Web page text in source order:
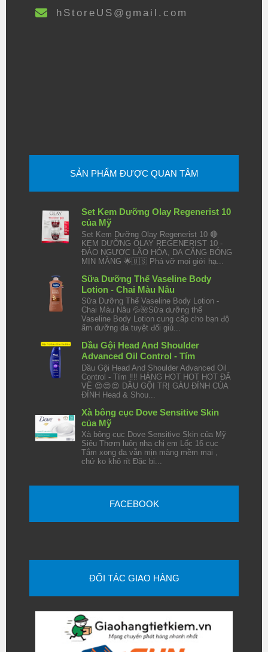
hStoreUS@gmail.com
SẢN PHẨM ĐƯỢC QUAN TÂM
Set Kem Dưỡng Olay Regenerist 10
của Mỹ
Set Kem Dưỡng Olay Regenerist 10 🔴
KEM DƯỠNG OLAY REGENERIST 10 -
ĐẢO NGƯỢC LÃO HÓA, DA CĂNG BÓNG
MỊN MÀNG 🌟🇺🇸 Phá vỡ mọi giới hạ...
Sữa Dưỡng Thể Vaseline Body
Lotion - Chai Màu Nâu
Sữa Dưỡng Thể Vaseline Body Lotion -
Chai Màu Nâu 💦🌺Sữa dưỡng thể
Vaseline Body Lotion cung cấp cho bạn độ
ẩm dưỡng da tuyệt đối giú...
Dầu Gội Head And Shoulder
Advanced Oil Control - Tím
Dầu Gội Head And Shoulder Advanced Oil
Control - Tím ‼️‼️ HÀNG HOT HOT HOT ĐÃ
VỀ 😍😍😍 DẦU GỘI TRỊ GÀU ĐỈNH CỦA
ĐỈNH Head & Shou...
Xà bông cục Dove Sensitive Skin
của Mỹ
Xà bông cục Dove Sensitive Skin của Mỹ
Siêu Thơm luôn nha chị em Lốc 16 cục
Tắm xong da vẫn mịn màng mềm mại ,
chứ ko khô rít Đặc bi...
FACEBOOK
ĐỐI TÁC GIAO HÀNG